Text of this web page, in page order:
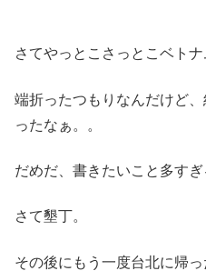
さてやっとこさっとこベトナ
端折ったつもりなんだけど
ったなぁ。。
だめだ、書きたいこと多すぎ
さて墾丁。
その後にもう一度台北に帰